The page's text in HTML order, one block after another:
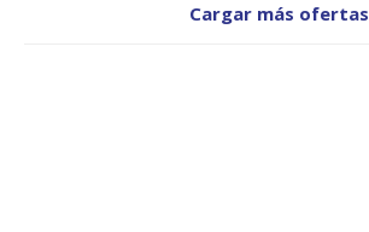
Cargar más ofertas